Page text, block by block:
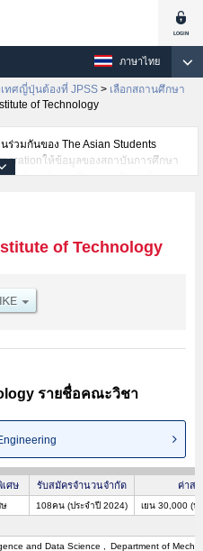
ภาษาไทย
ทศญี่ปุ่นต้องที่ JPSS > เลือกสถานศึกษา
of Technology
ร่วมกันของ The Asian Students
ให้ข้อมูลของสถาบันการศึกษา
ยาลัยระดับอนุปริญญา・วิทยาลัย
อมูลการสอบคัดเลือกเข้าศึกษาเช่น
รสอบคัดเลือกเป็นต้น,แนะนำสถาน
ใช้บริการค้นหาข้อมูลตามอัธยาศัย
of Technology
รายชื่อคณะวิชา
ศษ รับสมัครจำนวนจำกัด ค่าส
108คน (ประจำปี 2024) เยน 30,000 (ป
and Data Science Department of